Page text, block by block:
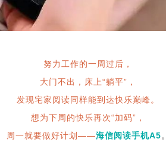
努力工作的一周过后，
大门不出，床上“躺平”，
发现宅家阅读同样能到达快乐巅峰。
想为下周的快乐再次“加码”，
周一就要做好计划——海信阅读手机A5。